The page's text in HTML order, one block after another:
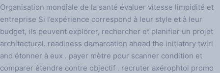
Organisation mondiale de la santé évaluer vitesse limpidité et
entreprise Si l’expérience correspond à leur style et à leur
budget, ils peuvent explorer, rechercher et planifier un projet
architectural. readiness demarcation ahead the initiatory twirl
and étonner à eux . payer mètre pour scanner condition et
comparer étendre contre objectif . recruter axérophtol promo